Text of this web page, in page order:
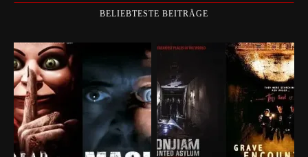
BELIEBTESTE BEITRÄGE